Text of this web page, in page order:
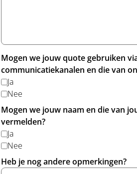
Mogen we jouw quote gebruiken
communicatiekanalen en die van
Ja
Nee
Mogen we jouw naam en die van
vermelden?
Ja
Nee
Heb je nog andere opmerkingen?